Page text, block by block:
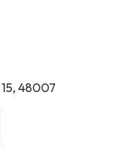
48007